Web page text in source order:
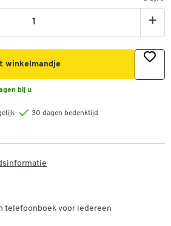
+
winkelmandje
bij u
30 dagen bedenktijd
telefoonboek voor iedereen